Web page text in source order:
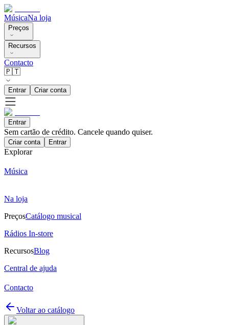
MúsicaNa loja
Preços
Recursos
Contacto
🇵🇹
Entrar Criar conta
Entrar
Sem cartão de crédito. Cancele quando quiser.
Criar conta Entrar
Explorar
Música
Na loja
PreçosCatálogo musical
Rádios In-store
RecursosBlog
Central de ajuda
Contacto
Voltar ao catálogo